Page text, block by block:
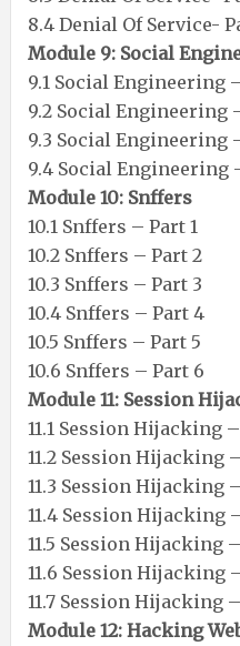
8.4 Denial Of Service-
Module 9: Social
9.1 Social Engineering
9.2 Social Engineering
9.3 Social Engineering
9.4 Social Engineering
Module 10: Snffers
10.1 Snffers – Part 1
10.2 Snffers – Part 2
10.3 Snffers – Part 3
10.4 Snffers – Part 4
10.5 Snffers – Part 5
10.6 Snffers – Part 6
Module 11: Session
11.1 Session Hijacking
11.2 Session Hijacking
11.3 Session Hijacking
11.4 Session Hijacking
11.5 Session Hijacking
11.6 Session Hijacking
11.7 Session Hijacking
Module 12: Hacking